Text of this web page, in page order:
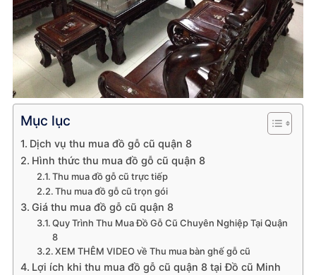
Mục lục
Dịch vụ thu mua đồ gỗ cũ quận 8
Hình thức thu mua đồ gỗ cũ quận 8
Thu mua đồ gỗ cũ trực tiếp
Thu mua đồ gỗ cũ trọn gói
Giá thu mua đồ gỗ cũ quận 8
Quy Trình Thu Mua Đồ Gỗ Cũ Chuyên Nghiệp Tại Quận
8
XEM THÊM VIDEO về Thu mua bàn ghế gỗ cũ
Lợi ích khi thu mua đồ gỗ cũ quận 8 tại Đồ cũ Minh